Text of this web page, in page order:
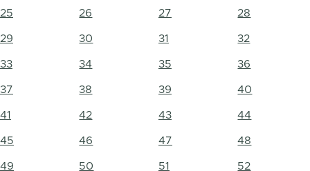
25 26 27 28
29 30 31 32
33 34 35 36
37 38 39 40
41 42 43 44
45 46 47 48
49 50 51 52